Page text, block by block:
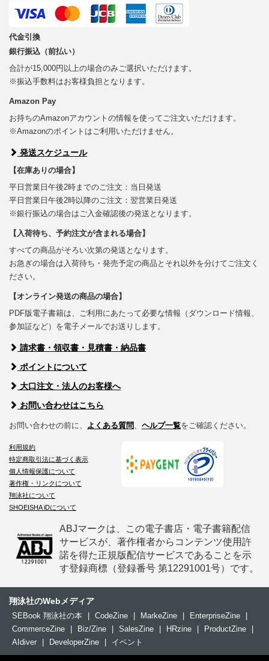
代金引換
銀行振込（前払い）
合計が15,000円以上の場合のみご選択いただけます。
※振込手数料はお客様負担となります。
Amazon Pay
お持ちのAmazonアカウントの情報を使ってご注文いただけます。
※Amazonのポイントはご利用いただけません。
発送スケジュール
【在庫ありの場合】
平日営業日午後2時までのご注文：当日発送
平日営業日午後2時以降のご注文：翌営業日発送
※銀行振込の場合はご入金確認後の発送となります。
【入荷待ち、予約注文が含まれる場合】
すべての商品がそろい次第の発送となります。
お急ぎの場合は入荷待ち・発売予定の商品とそれ以外を分けてご注文く
ださい。
【オンライン発送の商品の場合】
PDF版電子書籍は、ご利用にあたって必要な情報（ダウンロード情報、
参加証など）を電子メールでお送りします。
請求書・領収書・見積書・納品書
ポイントについて
大口注文・法人のお客様へ
お問い合わせはこちら
お問い合わせの前に、 よくある質問 ヘルプ一覧をご確認ください。
利用規約
特定商取引法に基づく表示
個人情報保護について
著作権・リンクについて
翔泳社について
SHOEISHA iDについて
ABJマークは、この電子書店・電子書籍配信
サービスが、著作権者からコンテンツ使用許
諾を得た正規版配信サービスであることを示
す登録商標（登録番号 第12291001号）です。
翔泳社のWebメディア
SEBook 翔泳社の本 CodeZine MarkeZine EnterpriseZine
CommerceZine
Biz/Zine SalesZine HRzine ProductZine
AIdiver
DeveloperZine イベント